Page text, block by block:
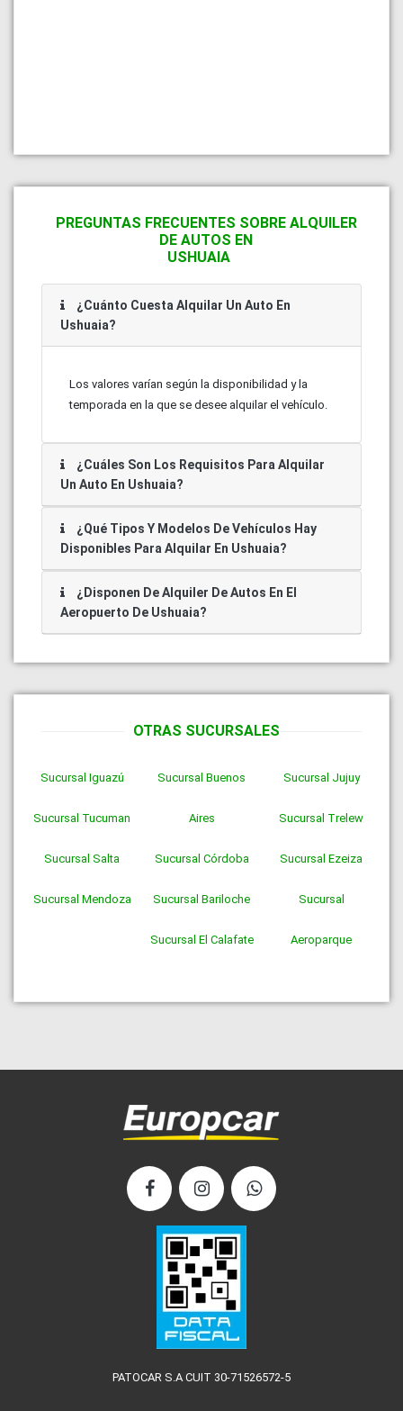
PREGUNTAS FRECUENTES SOBRE ALQUILER
DE AUTOS EN
USHUAIA
¿Cuánto Cuesta Alquilar Un Auto En
Ushuaia?
Los valores varían según la disponibilidad y la
temporada en la que se desee alquilar el vehículo.
¿Cuáles Son Los Requisitos Para Alquilar
Un Auto En Ushuaia?
¿Qué Tipos Y Modelos De Vehículos Hay
Disponibles Para Alquilar En Ushuaia?
¿Disponen De Alquiler De Autos En El
Aeropuerto De Ushuaia?
OTRAS SUCURSALES
Sucursal Iguazú
Sucursal Tucuman
Sucursal Salta
Sucursal Mendoza
Sucursal Buenos
Aires
Sucursal Córdoba
Sucursal Bariloche
Sucursal El Calafate
Sucursal Jujuy
Sucursal Trelew
Sucursal Ezeiza
Sucursal
Aeroparque
PATOCAR S.A CUIT 30-71526572-5